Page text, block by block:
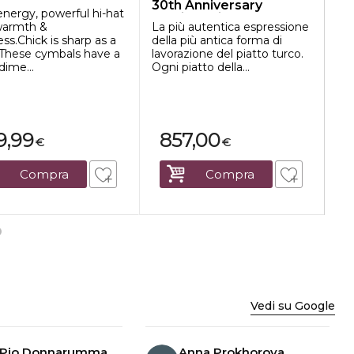
powerful hi-hat
&
is sharp as a
cymbals have a
€
Compra
30th Anniversary
Medium Hi-hat
La più autentica espressione
della più antica forma di
lavorazione del piatto turco.
Ogni piatto della...
€
857,00
Compra
Vedi su Google